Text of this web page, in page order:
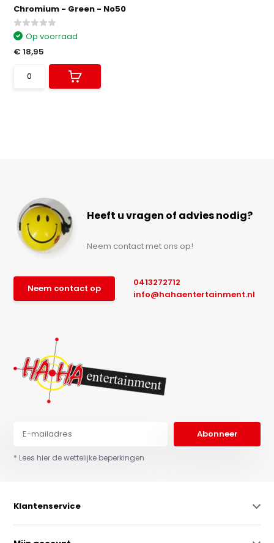
Chromium - Green - No50
Op voorraad
€ 18,95
Heeft u vragen of advies nodig?
Neem contact met ons op!
Neem contact op
0413272712
info@hahaentertainment.nl
Abonneer
* Lees hier de wettelijke beperkingen
Klantenservice